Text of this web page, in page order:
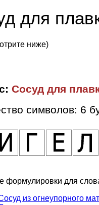
для
ниже)
Сосуд для
символов: 6
формулировки для
из огнеупорного